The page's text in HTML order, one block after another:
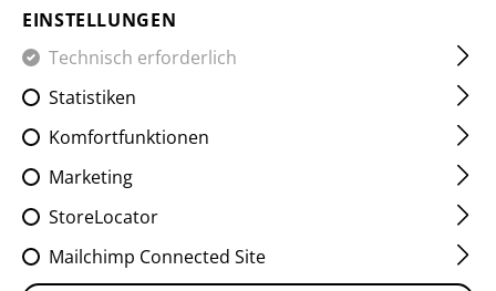
E-MAIL-ADRESSE:
ZURÜCK
VERSANDAB € 99,90
WARENKORB
ARTIKEL
EINSTELLUNGEN
Technisch erforderlich
Statistiken
Komfortfunktionen
Marketing
StoreLocator
Mailchimp Connected Site